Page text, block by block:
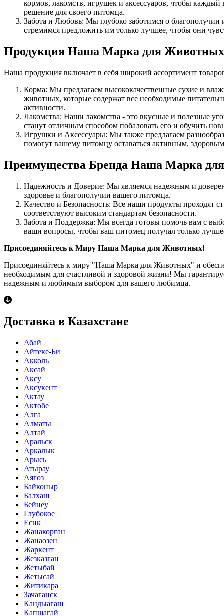
кормов, лакомств, игрушек и аксессуаров, чтобы каждый
решение для своего питомца.
Забота и Любовь: Мы глубоко заботимся о благополучии
стремимся предложить им только лучшее, чтобы они
Продукция Наша Марка для Животных
Наша продукция включает в себя широкий ассортимент
Корма: Мы предлагаем высококачественные сухие и
животных, которые содержат все необходимые
активности.
Лакомства: Наши лакомства - это вкусные и полезные
станут отличным способом побаловать его и обучить
Игрушки и Аксессуары: Мы также предлагаем
помогут вашему питомцу оставаться активным,
Преимущества Бренда Наша Марка
Надежность и Доверие: Мы являемся надежным и
здоровье и благополучии вашего питомца.
Качество и Безопасность: Все наши продукты проходят
соответствуют высоким стандартам безопасности.
Забота и Поддержка: Мы всегда готовы помочь вам с
ваши вопросы, чтобы ваш питомец получал только
Присоединяйтесь к Миру Наша Марка для Животных!
Присоединяйтесь к миру "Наша Марка для Животных" и
необходимым для счастливой и здоровой жизни! Мы
надежным и любимым выбором для вашего любимца.
Доставка в Казахстане
Абай
Айтеке-Би
Акколь
Аксай
Аксу
Аксукент
Актау
Актобе
Алга
Алматы
Алтай
Аральск
Аркалык
Арысь
Атырау
Аягоз
Байконыр
Балхаш
Бейнеу
Глубокое
Есик
Жанакорган
Жанаозен
Жаркент
Жезказган
Жетыбай
Жетысай
Житикара
Зачаганск
Кандыагаш
Капшагай